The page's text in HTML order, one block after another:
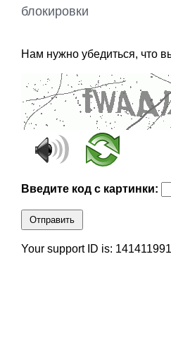
блокировки
Нам нужно убедиться, что
Введите код с картинки:
Отправить
Your support ID is: